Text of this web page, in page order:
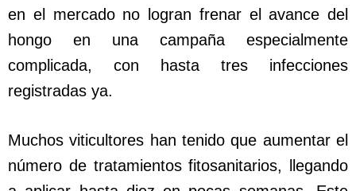
en el mercado no logran frenar el avance del
hongo en una campaña especialmente
complicada, con hasta tres infecciones
registradas ya.
Muchos viticultores han tenido que aumentar el
número de tratamientos fitosanitarios, llegando